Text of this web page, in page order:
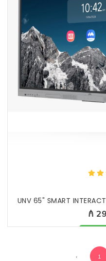
UNV 65" SMART
₼
Məhsul
‹ 1